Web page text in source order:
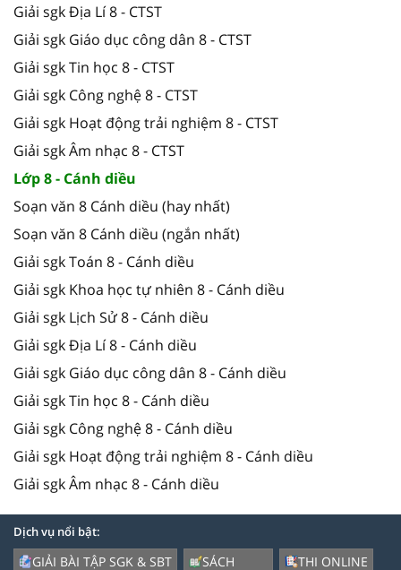
Giải sgk Địa Lí 8 - CTST
Giải sgk Giáo dục công dân 8 - CTST
Giải sgk Tin học 8 - CTST
Giải sgk Công nghệ 8 - CTST
Giải sgk Hoạt động trải nghiệm 8 - CTST
Giải sgk Âm nhạc 8 - CTST
Lớp 8 - Cánh diều
Soạn văn 8 Cánh diều (hay nhất)
Soạn văn 8 Cánh diều (ngắn nhất)
Giải sgk Toán 8 - Cánh diều
Giải sgk Khoa học tự nhiên 8 - Cánh diều
Giải sgk Lịch Sử 8 - Cánh diều
Giải sgk Địa Lí 8 - Cánh diều
Giải sgk Giáo dục công dân 8 - Cánh diều
Giải sgk Tin học 8 - Cánh diều
Giải sgk Công nghệ 8 - Cánh diều
Giải sgk Hoạt động trải nghiệm 8 - Cánh diều
Giải sgk Âm nhạc 8 - Cánh diều
Dịch vụ nổi bật:
GIẢI BÀI TẬP SGK & SBT
SÁCH
THI ONLINE